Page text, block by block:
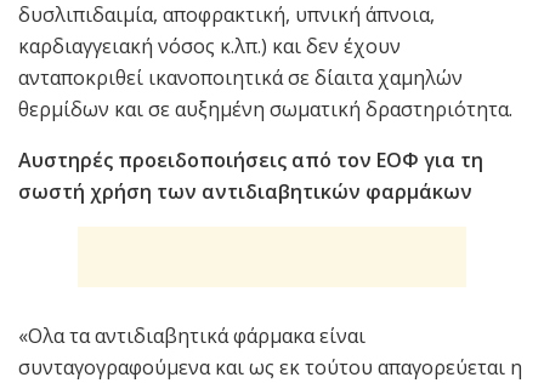
δυσλιπιδαιμία, αποφρακτική, υπνική άπνοια,
καρδιαγγειακή νόσος κ.λπ.) και δεν έχουν
ανταποκριθεί ικανοποιητικά σε δίαιτα χαμηλών
θερμίδων και σε αυξημένη σωματική δραστηριότητα.
Αυστηρές προειδοποιήσεις από τον ΕΟΦ για τη
σωστή χρήση των αντιδιαβητικών φαρμάκων
«Ολα τα αντιδιαβητικά φάρμακα είναι
συνταγογραφούμενα και ως εκ τούτου απαγορεύεται η